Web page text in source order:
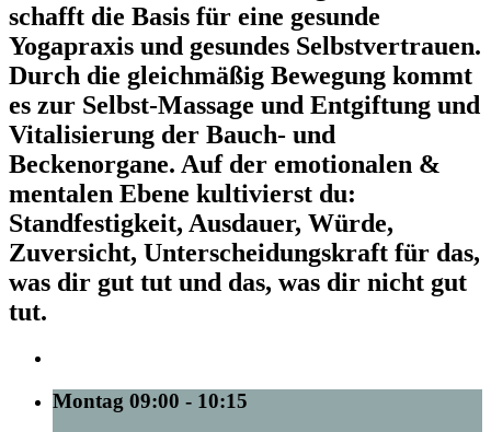
schafft die Basis für eine gesunde
Yogapraxis und gesundes Selbstvertrauen.
Durch die gleichmäßig Bewegung kommt
es zur Selbst-Massage und Entgiftung und
Vitalisierung der Bauch- und
Beckenorgane. Auf der emotionalen &
mentalen Ebene kultivierst du:
Standfestigkeit, Ausdauer, Würde,
Zuversicht, Unterscheidungskraft für das,
was dir gut tut und das, was dir nicht gut
tut.
Montag 09:00 - 10:15